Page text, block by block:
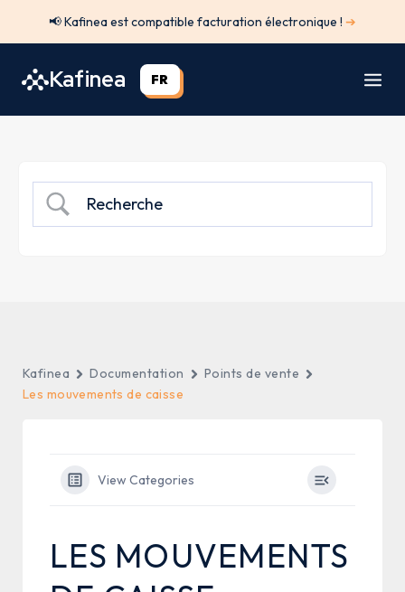
📢 Kafinea est compatible facturation électronique ! ➔
Kafinea FR
Kafinea Documentation
Points de vente
Les mouvements de caisse
View Categories
LES MOUVEMENTS